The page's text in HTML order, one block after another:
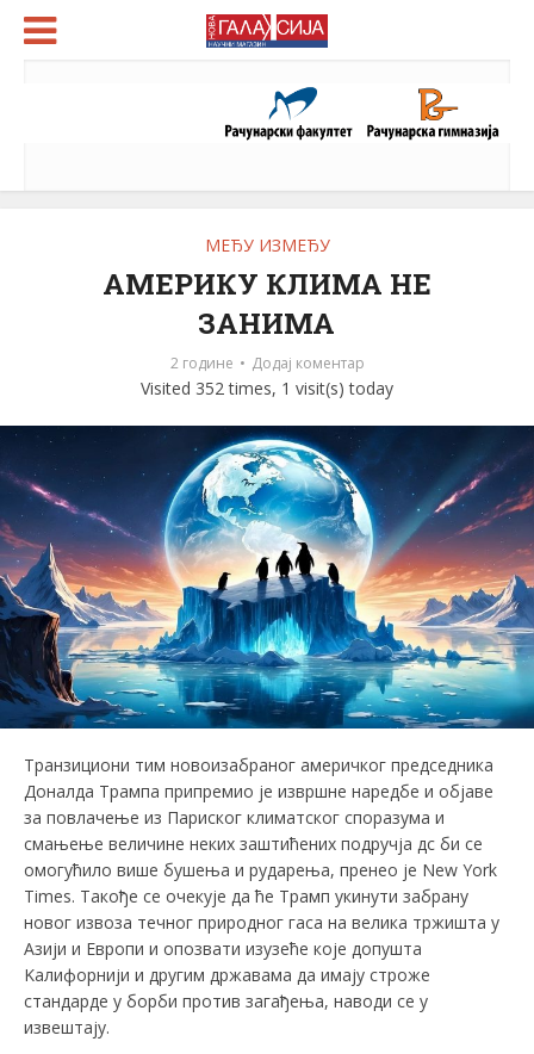
МЕЂУ ИЗМЕЂУ
АМЕРИКУ КЛИМА НЕ
ЗАНИМА
2 године Додај коментар
Visited 352 times, 1 visit(s) today
Транзициони тим новоизабраног америчког председника
Доналда Трампа припремио је извршне наредбе и објаве
за повлачење из Париског климатског споразума и
смањење величине неких заштићених подручја дс би се
омогућило више бушења и рударења, пренео је New York
Times. Такође се очекује да ће Трамп укинути забрану
новог извоза течног природног гаса на велика тржишта у
Азији и Европи и опозвати изузеће које допушта
Kалифорнији и другим државама да имају строже
стандарде у борби против загађења, наводи се у
извештају.